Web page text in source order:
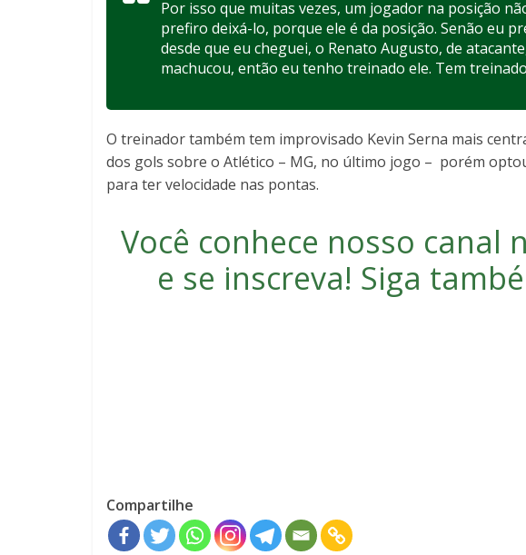
Por isso que muitas vezes, um jogador na posição
prefiro deixá-lo, porque ele é da posição. Senão eu
desde que eu cheguei, o Renato Augusto, de
machucou, então eu tenho treinado ele. Tem
O treinador também tem improvisado Kevin Serna mais
dos gols sobre o Atlético – MG, no último jogo – porém
para ter velocidade nas pontas.
Você conhece nosso canal
e se inscreva! Siga
Compartilhe